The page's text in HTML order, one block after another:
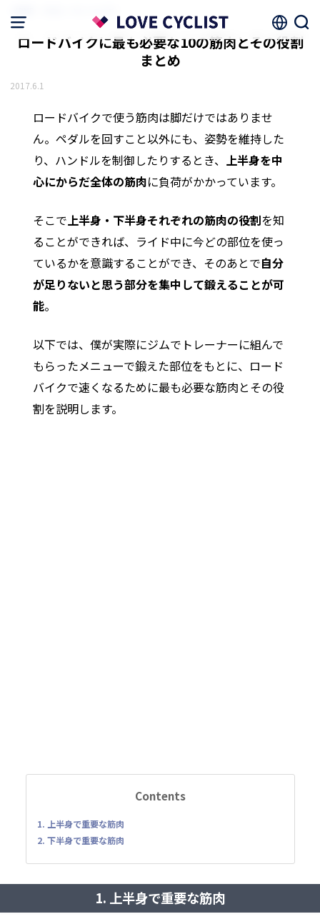
ロードバイクに最も必要な10の筋肉とその役割
まとめ
2017.6.1
ロードバイクで使う筋肉は脚だけではありませ
ん。ペダルを回すこと以外にも、姿勢を維持した
り、ハンドルを制御したりするとき、 上半身を中
心にからだ全体の筋肉に負荷がかかっています。
そこで上半身・下半身それぞれの筋肉の役割を知
ることができれば、ライド中に今どの部位を使っ
ているかを意識することができ、そのあとで自分
が足りないと思う部分を集中して鍛えることが可
能。
以下では、僕が実際にジムでトレーナーに組んで
もらったメニューで鍛えた部位をもとに、ロード
バイクで速くなるために最も必要な筋肉とその役
割を説明します。
Contents
1. 上半身で重要な筋肉
2. 下半身で重要な筋肉
1. 上半身で重要な筋肉